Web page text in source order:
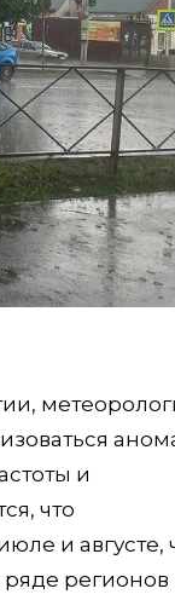
и
что
и августе,
регионов